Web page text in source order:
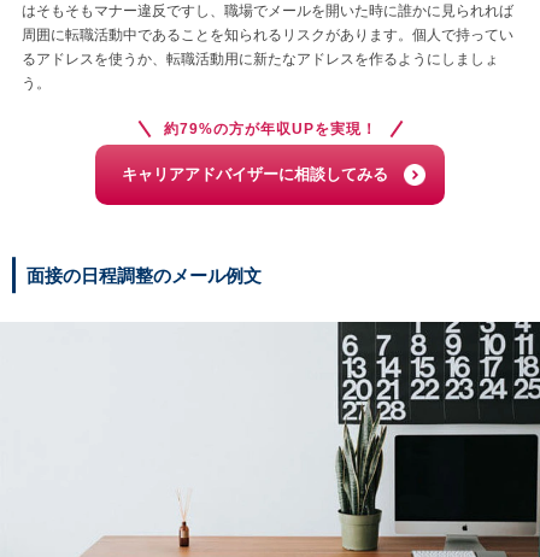
はそもそもマナー違反ですし、職場でメールを開いた時に誰かに見られれば
周囲に転職活動中であることを知られるリスクがあります。個人で持ってい
るアドレスを使うか、転職活動用に新たなアドレスを作るようにしましょ
う。
約79%の方が年収UPを実現！
キャリアアドバイザーに相談してみる
面接の日程調整のメール例文